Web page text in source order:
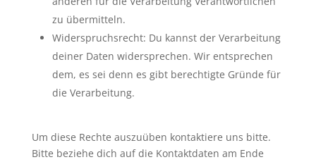
zu übermitteln.
Widerspruchsrecht: Du kannst der Verarbeitung
deiner Daten widersprechen. Wir entsprechen
dem, es sei denn es gibt berechtigte Gründe für
die Verarbeitung.
Um diese Rechte auszuüben kontaktiere uns bitte.
Bitte beziehe dich auf die Kontaktdaten am Ende